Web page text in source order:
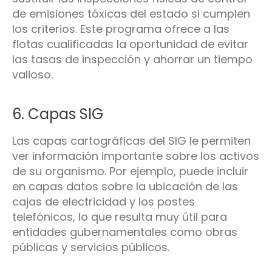
de emisiones tóxicas del estado si cumplen
los criterios. Este programa ofrece a las
flotas cualificadas la oportunidad de evitar
las tasas de inspección y ahorrar un tiempo
valioso.
6. Capas SIG
Las capas cartográficas del SIG le permiten
ver información importante sobre los activos
de su organismo. Por ejemplo, puede incluir
en capas datos sobre la ubicación de las
cajas de electricidad y los postes
telefónicos, lo que resulta muy útil para
entidades gubernamentales como obras
públicas y servicios públicos.